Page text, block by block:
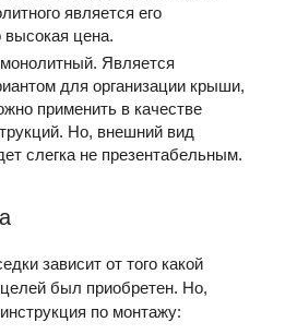
является его
высокая цена.
Является
для организации крыши,
применить в качестве
Но, внешний вид
слегка не презентабельным.
зависит от того какой
был приобретен. Но,
по монтажу: